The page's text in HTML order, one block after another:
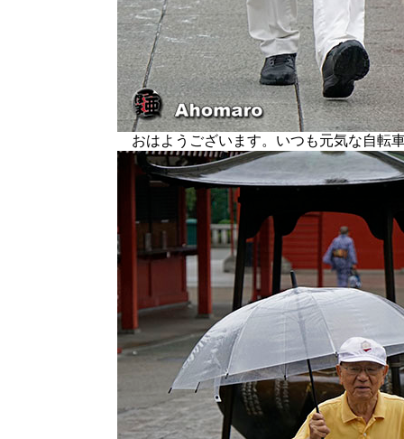
おはようございます。いつも元気な自転